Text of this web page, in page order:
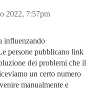
2022, 7:57pm
influenzando
persone pubblicano link
dei problemi che il
un certo numero
manualmente e